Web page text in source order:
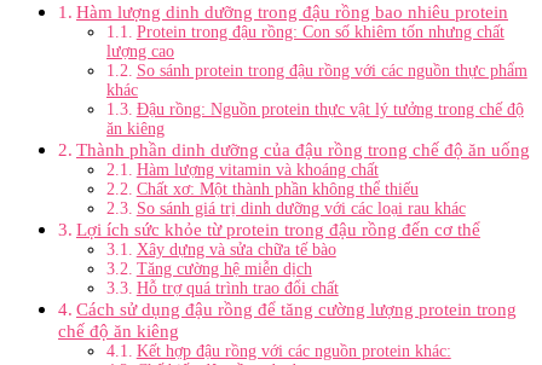
Hàm lượng dinh dưỡng trong đậu rồng bao nhiêu protein
Protein trong đậu rồng: Con số khiêm tốn nhưng chất
lượng cao
So sánh protein trong đậu rồng với các nguồn thực phẩm
khác
Đậu rồng: Nguồn protein thực vật lý tưởng trong chế độ
ăn kiêng
Thành phần dinh dưỡng của đậu rồng trong chế độ ăn uống
Hàm lượng vitamin và khoáng chất
Chất xơ: Một thành phần không thể thiếu
So sánh giá trị dinh dưỡng với các loại rau khác
Lợi ích sức khỏe từ protein trong đậu rồng đến cơ thể
Xây dựng và sửa chữa tế bào
Tăng cường hệ miễn dịch
Hỗ trợ quá trình trao đổi chất
Cách sử dụng đậu rồng để tăng cường lượng protein trong
chế độ ăn kiêng
Kết hợp đậu rồng với các nguồn protein khác: